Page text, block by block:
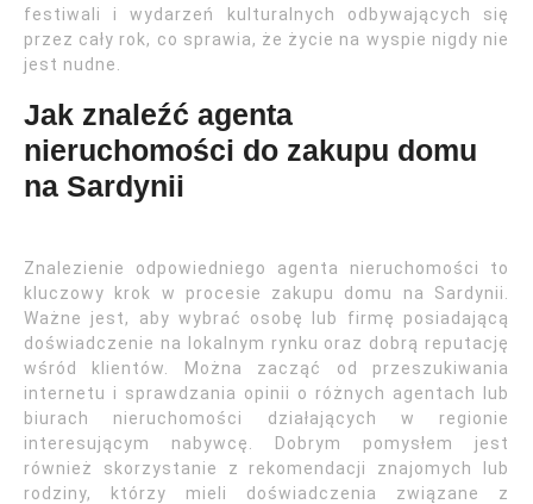
festiwali i wydarzeń kulturalnych odbywających się
przez cały rok, co sprawia, że życie na wyspie nigdy nie
jest nudne.
Jak znaleźć agenta
nieruchomości do zakupu domu
na Sardynii
Znalezienie odpowiedniego agenta nieruchomości to
kluczowy krok w procesie zakupu domu na Sardynii.
Ważne jest, aby wybrać osobę lub firmę posiadającą
doświadczenie na lokalnym rynku oraz dobrą reputację
wśród klientów. Można zacząć od przeszukiwania
internetu i sprawdzania opinii o różnych agentach lub
biurach nieruchomości działających w regionie
interesującym nabywcę. Dobrym pomysłem jest
również skorzystanie z rekomendacji znajomych lub
rodziny, którzy mieli doświadczenia związane z